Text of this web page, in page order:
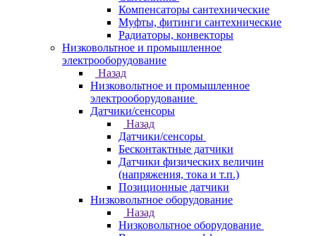
Компенсаторы сантехнические
Муфты, фитинги сантехнические
Радиаторы, конвекторы
Низковольтное и промышленное
электрооборудование
Назад
Низковольтное и промышленное
электрооборудование
Датчики/сенсоры
Назад
Датчики/сенсоры
Бесконтактные датчики
Датчики физических величин
(напряжения, тока и т.п.)
Позиционные датчики
Низковольтное оборудование
Назад
Низковольтное оборудование